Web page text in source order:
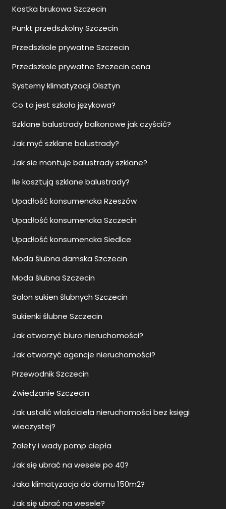
Kostka brukowa Szczecin
Punkt przedszkolny Szczecin
Przedszkole prywatne Szczecin
Przedszkole prywatne Szczecin cena
Systemy klimatyzacji Olsztyn
Co to jest szkoła językowa?
Szklane balustrady balkonowe jak czyścić?
Jak myć szklane balustrady?
Jak sie montuje balustrady szklane?
Ile kosztują szklane balustrady?
Upadłość konsumencka Rzeszów
Upadłość konsumencka Szczecin
Upadłość konsumencka Siedlce
Moda ślubna damska Szczecin
Moda ślubna Szczecin
Salon sukien ślubnych Szczecin
Sukienki ślubne Szczecin
Jak otworzyć biuro nieruchomości?
Jak otworzyć agencje nieruchomości?
Przewodnik Szczecin
Zwiedzanie Szczecin
Jak ustalić właściciela nieruchomości bez księgi
wieczystej?
Zalety i wady pomp ciepła
Jak się ubrać na wesele po 40?
Jaka klimatyzacja do domu 150m2?
Jak się ubrać na wesele?